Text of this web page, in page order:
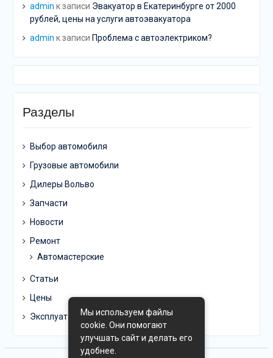
admin к записи Эвакуатор в Екатеринбурге от 2000
рублей, цены на услуги автоэвакуатора
admin к записи Проблема с автоэлектриком?
Разделы
Выбор автомобиля
Грузовые автомобили
Дилеры Вольво
Запчасти
Новости
Ремонт
Автомастерские
Статьи
Цены
ЭксплуатацияМы используем файлы
cookie. Они помогают
улучшать сайт и делать его
удобнее.